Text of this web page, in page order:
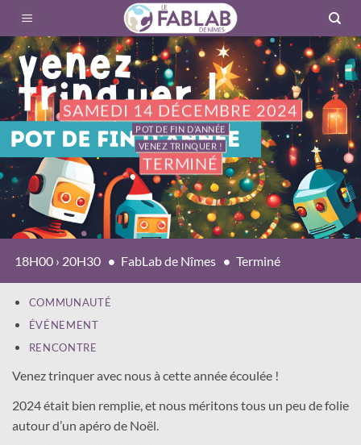
contenu
SAMEDI 14 DÉCEMBRE 2024
POT DE FIN D’ANNÉE
VENEZ TRINQUER !
TERMINÉ
18H00 › 20H30 FabLab de Nîmes Terminé
COMMUNAUTÉ
ÉVÉNEMENT
RENCONTRE
Venez trinquer avec nous à cette année écoulée !
2024 était bien remplie, et nous méritons tous un peu de folie
autour d’un apéro de Noël.